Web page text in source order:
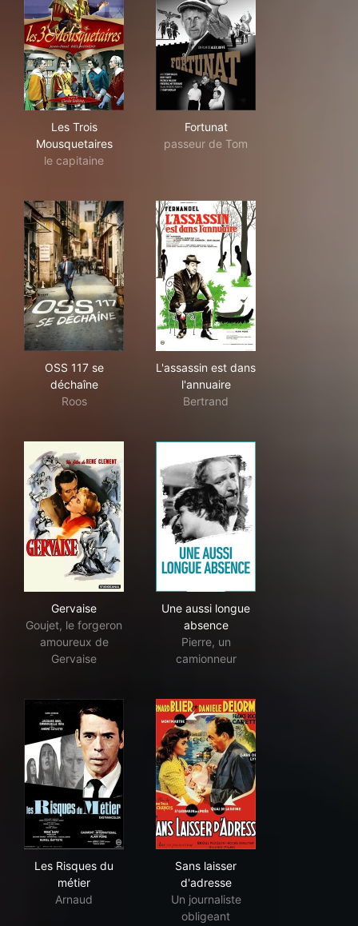
Les Trois
Mousquetaires
le capitaine
Fortunat
passeur de Tom
OSS 117 se
déchaîne
Roos
L'assassin est dans
l'annuaire
Bertrand
Gervaise
Goujet, le forgeron
amoureux de
Gervaise
Une aussi longue
absence
Pierre, un
camionneur
Les Risques du
métier
Arnaud
Sans laisser
d'adresse
Un journaliste
obligeant